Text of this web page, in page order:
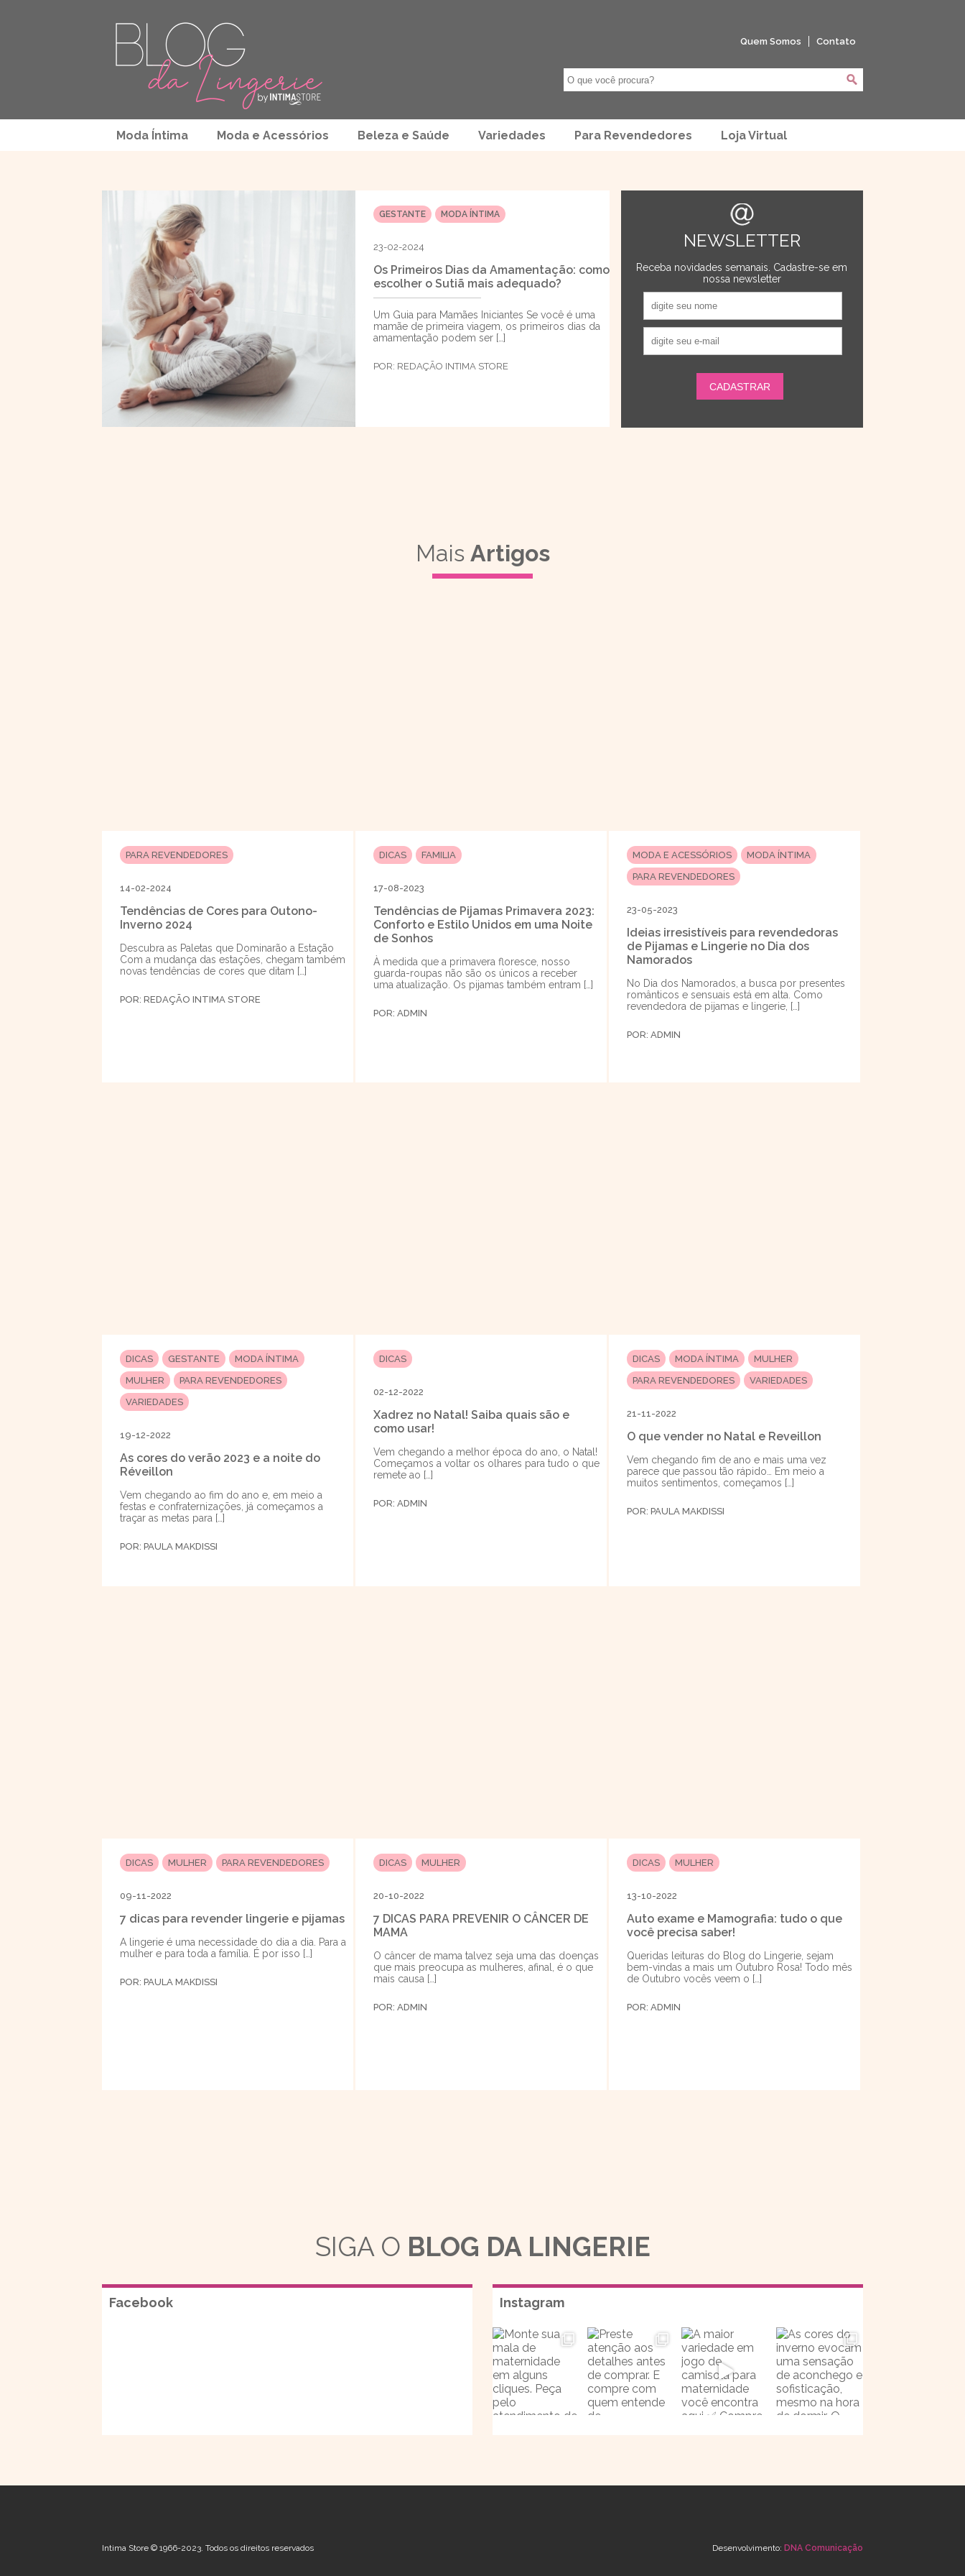
Quem Somos Contato
Moda Íntima Moda e Acessórios Beleza e Saúde Variedades Para Revendedores Loja Virtual
GESTANTE MODA ÍNTIMA
23-02-2024
Os Primeiros Dias da Amamentação: como
escolher o Sutiã mais adequado?
Um Guia para Mamães Iniciantes Se você é uma
mamãe de primeira viagem, os primeiros dias da
amamentação podem ser […]
POR: REDAÇÃO INTIMA STORE
NEWSLETTER
Receba novidades semanais. Cadastre-se em
nossa newsletter
Mais Artigos
PARA REVENDEDORES
14-02-2024
Tendências de Cores para Outono-
Inverno 2024
Descubra as Paletas que Dominarão a Estação
Com a mudança das estações, chegam também
novas tendências de cores que ditam […]
POR: REDAÇÃO INTIMA STORE
DICAS FAMILIA
17-08-2023
Tendências de Pijamas Primavera 2023:
Conforto e Estilo Unidos em uma Noite
de Sonhos
À medida que a primavera floresce, nosso
guarda-roupas não são os únicos a receber
uma atualização. Os pijamas também entram […]
POR: ADMIN
MODA E ACESSÓRIOS
MODA ÍNTIMA
PARA REVENDEDORES
23-05-2023
Ideias irresistíveis para revendedoras
de Pijamas e Lingerie no Dia dos
Namorados
No Dia dos Namorados, a busca por presentes
românticos e sensuais está em alta. Como
revendedora de pijamas e lingerie, […]
POR: ADMIN
DICAS GESTANTE
MODA ÍNTIMA
MULHER
PARA REVENDEDORES
VARIEDADES
19-12-2022
As cores do verão 2023 e a noite do
Réveillon
Vem chegando ao fim do ano e, em meio a
festas e confraternizações, já começamos a
traçar as metas para […]
POR: PAULA MAKDISSI
DICAS
02-12-2022
Xadrez no Natal! Saiba quais são e
como usar!
Vem chegando a melhor época do ano, o Natal!
Começamos a voltar os olhares para tudo o que
remete ao […]
POR: ADMIN
DICAS MODA ÍNTIMA
MULHER
PARA REVENDEDORES
VARIEDADES
21-11-2022
O que vender no Natal e Reveillon
Vem chegando fim de ano e mais uma vez
parece que passou tão rápido… Em meio a
muitos sentimentos, começamos […]
POR: PAULA MAKDISSI
DICAS MULHER PARA REVENDEDORES
09-11-2022
7 dicas para revender lingerie e pijamas
A lingerie é uma necessidade do dia a dia. Para a
mulher e para toda a família. É por isso […]
POR: PAULA MAKDISSI
DICAS MULHER
20-10-2022
7 DICAS PARA PREVENIR O CÂNCER DE
MAMA
O câncer de mama talvez seja uma das doenças
que mais preocupa as mulheres, afinal, é o que
mais causa […]
POR: ADMIN
DICAS MULHER
13-10-2022
Auto exame e Mamografia: tudo o que
você precisa saber!
Queridas leituras do Blog do Lingerie, sejam
bem-vindas a mais um Outubro Rosa! Todo mês
de Outubro vocês veem o […]
POR: ADMIN
SIGA O BLOG DA LINGERIE
Facebook Instagram
Intima Store © 1966-2023. Todos os direitos reservados Desenvolvimento: DNA Comunicação